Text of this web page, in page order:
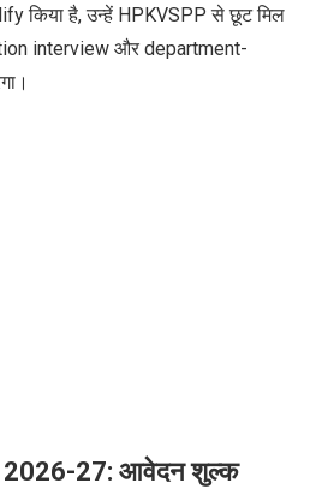
किया है, उन्हें HPKVSPP से छूट मिल
interview और department-
2026-27: आवेदन शुल्क